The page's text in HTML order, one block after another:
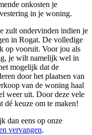
onkosten je
in je woning.
zult ondervinden indien je
in Rogat. De volledige
op vooruit. Voor jou als
je wilt namelijk wel in
mogelijk dat de
door het plaatsen van
van de woning haal
weer uit. Door deze vele
dé keuze om te maken!
dan eens op onze
vervangen.